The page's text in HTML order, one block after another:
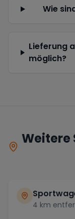
Wie
Lieferung
möglich?
Weitere
4 km